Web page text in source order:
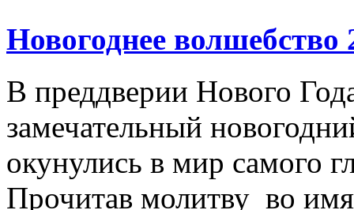
Новогоднее волшебство
В преддверии Нового
замечательный
окунулись в мир самого
Прочитав молитву во